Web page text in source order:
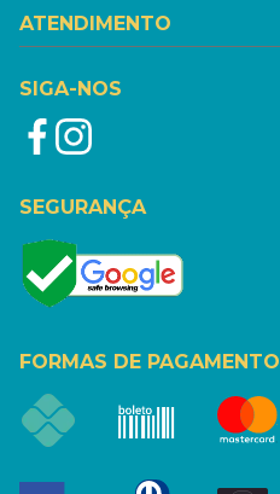
ATENDIMENTO
SIGA-NOS
SEGURANÇA
FORMAS DE PAGAMENTO